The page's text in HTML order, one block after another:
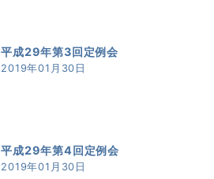
平成29年第3回定例会
2019年01月30日
平成29年第4回定例会
2019年01月30日